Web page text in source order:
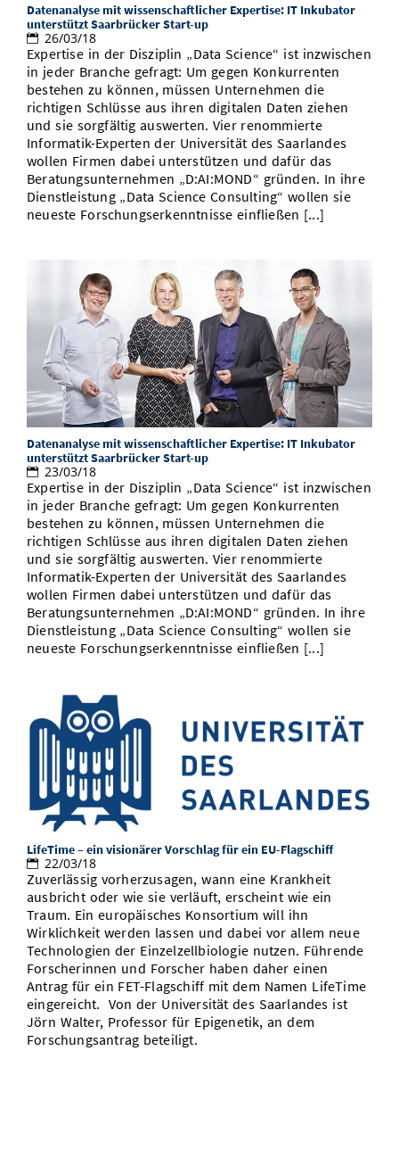
Datenanalyse mit wissenschaftlicher Expertise: IT Inkubator
unterstützt Saarbrücker Start-up
26/03/18
Expertise in der Disziplin „Data Science“ ist inzwischen
in jeder Branche gefragt: Um gegen Konkurrenten
bestehen zu können, müssen Unternehmen die
richtigen Schlüsse aus ihren digitalen Daten ziehen
und sie sorgfältig auswerten. Vier renommierte
Informatik-Experten der Universität des Saarlandes
wollen Firmen dabei unterstützen und dafür das
Beratungsunternehmen „D:AI:MOND“ gründen. In ihre
Dienstleistung „Data Science Consulting“ wollen sie
neueste Forschungserkenntnisse einfließen [...]
Datenanalyse mit wissenschaftlicher Expertise: IT Inkubator
unterstützt Saarbrücker Start-up
23/03/18
Expertise in der Disziplin „Data Science“ ist inzwischen
in jeder Branche gefragt: Um gegen Konkurrenten
bestehen zu können, müssen Unternehmen die
richtigen Schlüsse aus ihren digitalen Daten ziehen
und sie sorgfältig auswerten. Vier renommierte
Informatik-Experten der Universität des Saarlandes
wollen Firmen dabei unterstützen und dafür das
Beratungsunternehmen „D:AI:MOND“ gründen. In ihre
Dienstleistung „Data Science Consulting“ wollen sie
neueste Forschungserkenntnisse einfließen [...]
LifeTime – ein visionärer Vorschlag für ein EU-Flagschiff
22/03/18
Zuverlässig vorherzusagen, wann eine Krankheit
ausbricht oder wie sie verläuft, erscheint wie ein
Traum. Ein europäisches Konsortium will ihn
Wirklichkeit werden lassen und dabei vor allem neue
Technologien der Einzelzellbiologie nutzen. Führende
Forscherinnen und Forscher haben daher einen
Antrag für ein FET-Flagschiff mit dem Namen LifeTime
eingereicht. Von der Universität des Saarlandes ist
Jörn Walter, Professor für Epigenetik, an dem
Forschungsantrag beteiligt.